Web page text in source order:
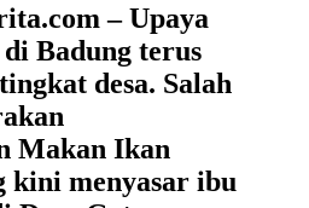
– Upaya
Badung terus
desa. Salah
Makan Ikan
kini menyasar ibu